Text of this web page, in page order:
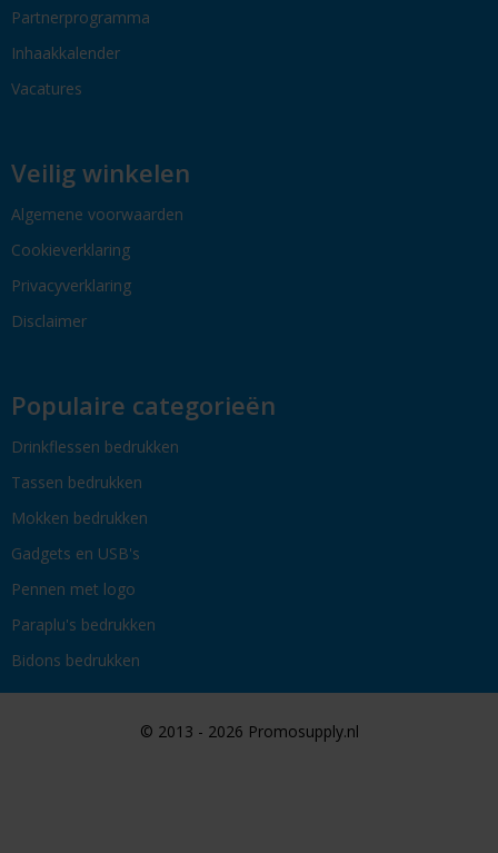
Partnerprogramma
Inhaakkalender
Vacatures
Veilig winkelen
Algemene voorwaarden
Cookieverklaring
Privacyverklaring
Disclaimer
Populaire categorieën
Drinkflessen bedrukken
Tassen bedrukken
Mokken bedrukken
Gadgets en USB's
Pennen met logo
Paraplu's bedrukken
Bidons bedrukken
© 2013 - 2026 Promosupply.nl